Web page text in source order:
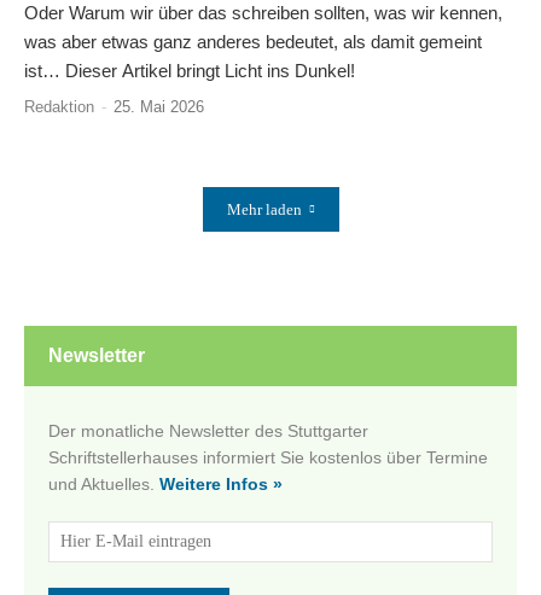
Oder Warum wir über das schreiben sollten, was wir kennen,
was aber etwas ganz anderes bedeutet, als damit gemeint
ist… Dieser Artikel bringt Licht ins Dunkel!
Redaktion - 25. Mai 2026
Mehr laden
Newsletter
Der monatliche Newsletter des Stuttgarter
Schriftstellerhauses informiert Sie kostenlos über Termine
und Aktuelles. Weitere Infos »